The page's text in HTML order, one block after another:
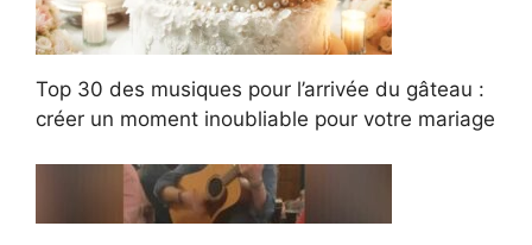
Top 30 des musiques pour l’arrivée du gâteau :
créer un moment inoubliable pour votre mariage